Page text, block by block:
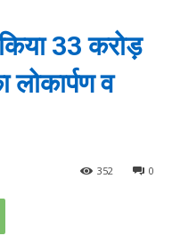
33 करोड़
व
0
352